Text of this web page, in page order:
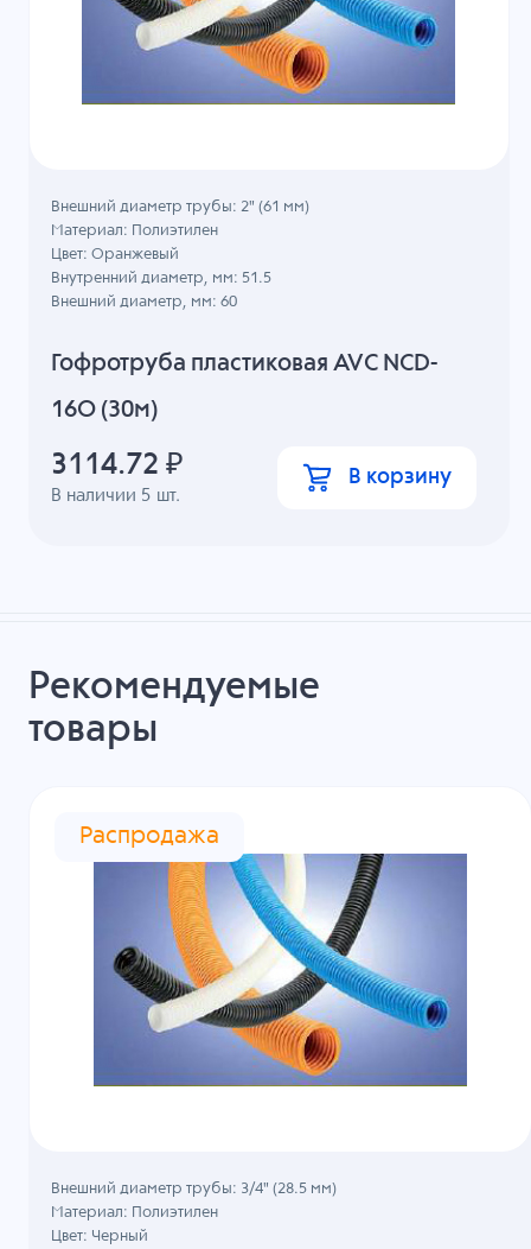
Гофротруба пластиковая AVC NCD-
16O (30м)
В наличии 5 шт.
Внешний диаметр трубы: 2" (61 мм)
Материал: Полиэтилен
Цвет: Оранжевый
Внутренний диаметр, мм: 51.5
Внешний диаметр, мм: 60
3114.72 ₽ В корзину
Рекомендуемые
товары
Распродажа
Внешний диаметр трубы: 3/4" (28.5 мм)
Материал: Полиэтилен
Цвет: Черный